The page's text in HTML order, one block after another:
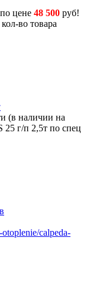
по цене 48 500 руб!
во товара
(в наличии на
25 г/п 2,5т по спец
calpeda-